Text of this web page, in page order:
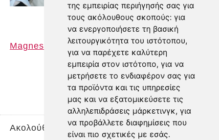
της εμπειρίας περιήγησής σας για
τους ακόλουθους σκοπούς: για
να ενεργοποιήσετε τη βασική
λειτουργικότητα του ιστότοπου,
για να παρέχετε καλύτερη
εμπειρία στον ιστότοπο, για να
μετρήσετε το ενδιαφέρον σας για
τα προϊόντα και τις υπηρεσίες
μας και να εξατομικεύσετε τις
αλληλεπιδράσεις μάρκετινγκ, για
να προβάλλετε διαφημίσεις που
είναι πιο σχετικές με εσάς.
Magnesianews.gr
Ακολούθησε τη Θεσσαλία TV στο Google